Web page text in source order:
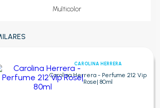
Multicolor
CAROLINA HERRERA
Carolina Herrera - Perfume 212 Vip
Rose| 80ml